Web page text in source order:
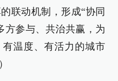
联动机制，形成“协同
方参与、共治共赢，为
温度、有活力的城市